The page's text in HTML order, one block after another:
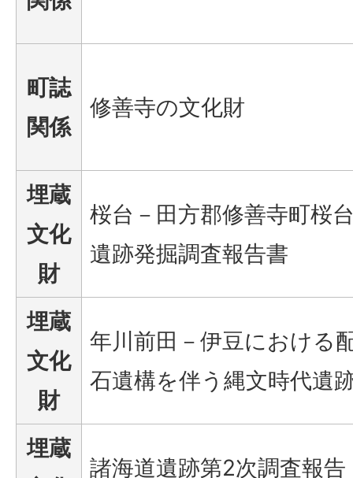
町誌
関係
修善寺の文化財
埋蔵
文化
財
桜台－田方郡修善寺町桜
遺跡発掘調査報告書
埋蔵
文化
財
年川前田－伊豆における
石遺構を伴う縄文時代遺
埋蔵
諸海道遺跡第2次調査報告